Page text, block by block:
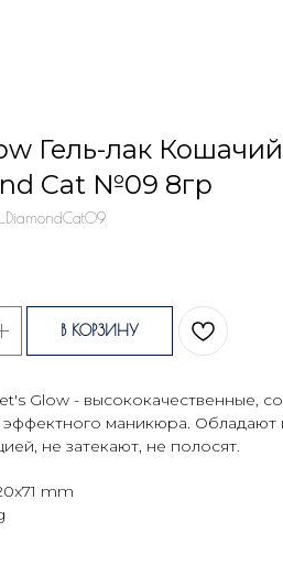
Гель-лак
Cat №09 8гр
В КОРЗИНУ
Glow - высококачественные,
эффектного маникюра. Обладают
не затекают, не полосят.
mm